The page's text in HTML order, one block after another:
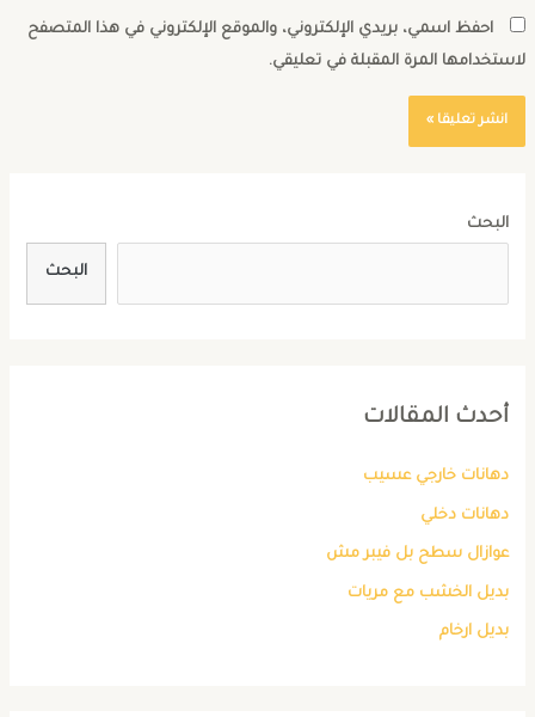
احفظ اسمي، بريدي الإلكتروني، والموقع الإلكتروني في هذا المتصفح
المرة المقبلة في تعليقي.
البحث
البحث
أحدث المقالات
دهانات خارجي عسيب
دهانات دخلي
عوازال سطح بل فيبر مش
بديل الخشب مع مريات
بديل ارخام